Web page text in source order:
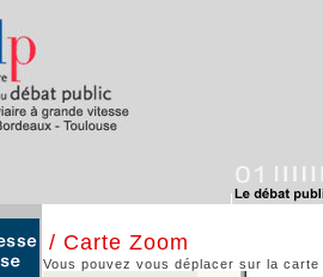
/ Carte Zoom
Vous pouvez vous déplacer sur la